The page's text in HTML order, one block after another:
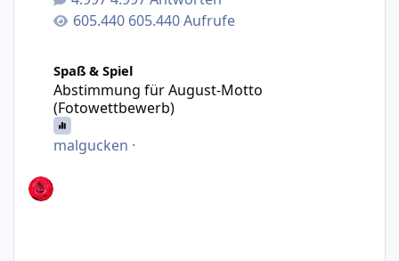
605.440 Aufrufe
Spaß & Spiel
Abstimmung für August-Motto
(Fotowettbewerb)
malgucken ·